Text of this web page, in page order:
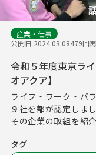
産業・仕事
公開日 2024.03.08479回
令和５年度東京ラ
オアクア】
ライフ・ワーク・バ
９社を都が認定しまし
その企業の取組を紹
タグ